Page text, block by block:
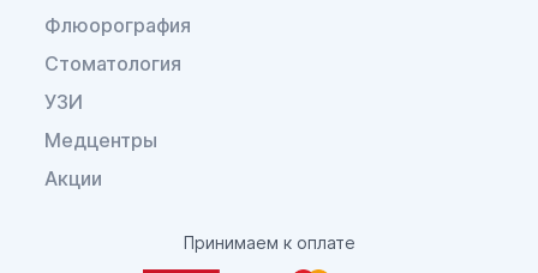
Флюорография
Стоматология
УЗИ
Медцентры
Акции
Принимаем к оплате